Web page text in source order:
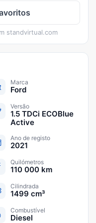
standvirtual.com
Marca
Ford
Versão
1.5 TDCi ECOBlue
Active
Ano de registo
2021
Quilómetros
110 000 km
Cilindrada
1499 cm³
Combustível
Diesel